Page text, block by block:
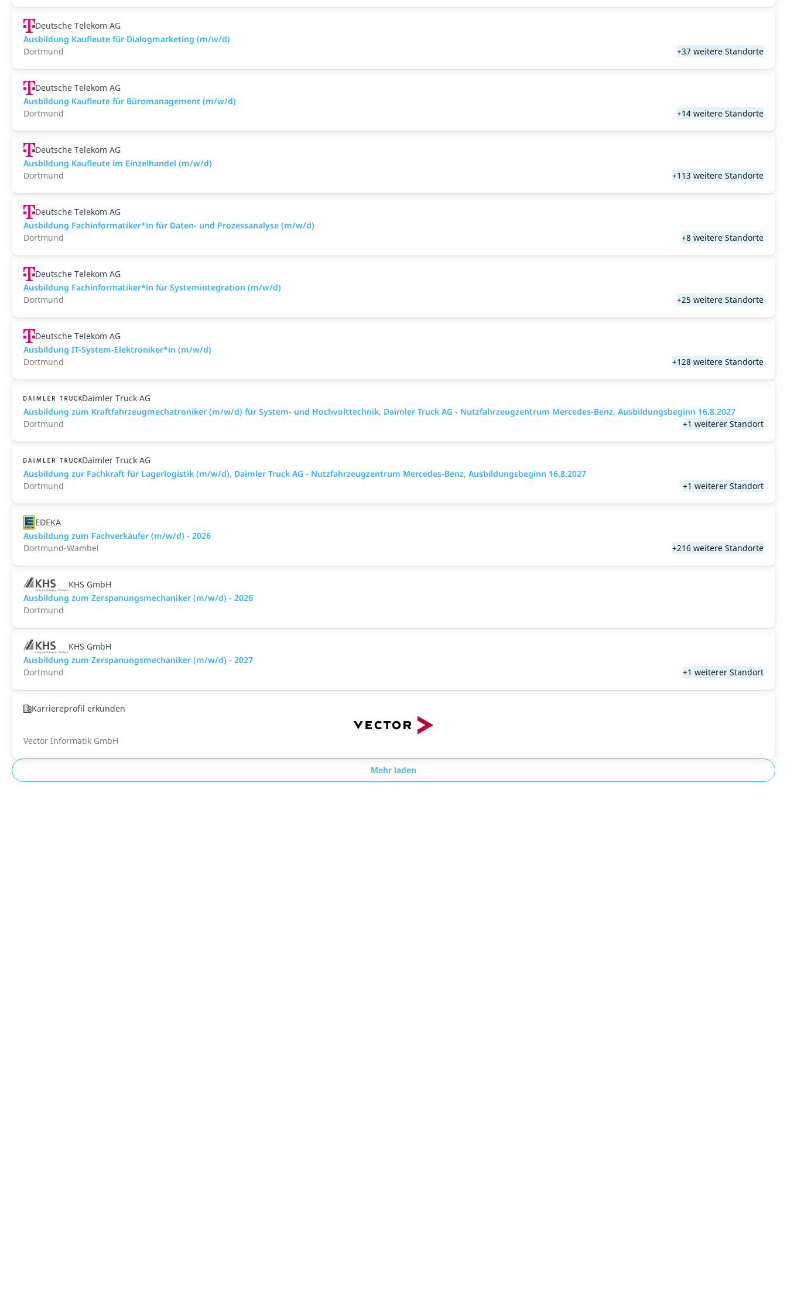
Deutsche Telekom AG
Ausbildung Kaufleute für Dialogmarketing (m/w/d)
Dortmund
+37 weitere Standorte
Deutsche Telekom AG
Ausbildung Kaufleute für Büromanagement (m/w/d)
Dortmund
+14 weitere Standorte
Deutsche Telekom AG
Ausbildung Kaufleute im Einzelhandel (m/w/d)
Dortmund
+113 weitere Standorte
Deutsche Telekom AG
Ausbildung Fachinformatiker*in für Daten- und Prozessanalyse (m/w/d)
Dortmund
+8 weitere Standorte
Deutsche Telekom AG
Ausbildung Fachinformatiker*in für Systemintegration (m/w/d)
Dortmund
+25 weitere Standorte
Deutsche Telekom AG
Ausbildung IT-System-Elektroniker*in (m/w/d)
Dortmund
+128 weitere Standorte
Daimler Truck AG
Ausbildung zum Kraftfahrzeugmechatroniker (m/w/d) für System- und Hochvolttechnik, Daimler Truck AG - Nutzfahrzeugzentrum Mercedes-Benz, Ausbildungsbeginn 16.8.2027
Dortmund
+1 weiterer Standort
Daimler Truck AG
Ausbildung zur Fachkraft für Lagerlogistik (m/w/d), Daimler Truck AG - Nutzfahrzeugzentrum Mercedes-Benz, Ausbildungsbeginn 16.8.2027
Dortmund
+1 weiterer Standort
EDEKA
Ausbildung zum Fachverkäufer (m/w/d) - 2026
Dortmund-Wambel
+216 weitere Standorte
KHS GmbH
Ausbildung zum Zerspanungsmechaniker (m/w/d) - 2026
Dortmund
KHS GmbH
Ausbildung zum Zerspanungsmechaniker (m/w/d) - 2027
Dortmund
+1 weiterer Standort
Karriereprofil erkunden
Vector Informatik GmbH
Mehr laden